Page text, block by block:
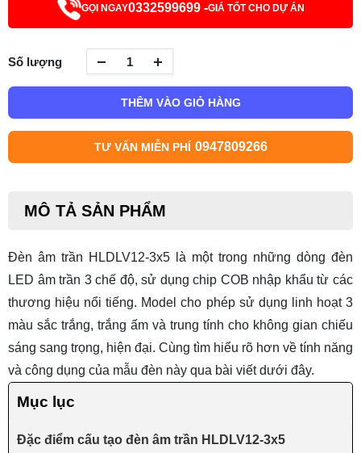
GỌI NGAY0332599699 -GIÁ TỐT CHO DỰ ÁN
Số lượng
THÊM VÀO GIỎ HÀNG
TƯ VẤN MIỄN PHÍ 0947809266
MÔ TẢ SẢN PHẨM
Đèn âm trần HLDLV12-3x5 là một trong những dòng đèn
LED âm trần 3 chế độ, sử dụng chip COB nhập khẩu từ các
thương hiệu nổi tiếng. Model cho phép sử dụng linh hoạt 3
màu sắc trắng, trắng ấm và trung tính cho không gian chiếu
sáng sang trọng, hiện đại. Cùng tìm hiểu rõ hơn về tính năng
và công dụng của mẫu đèn này qua bài viết dưới đây.
Mục lục
Đặc điểm cấu tạo đèn âm trần HLDLV12-3x5